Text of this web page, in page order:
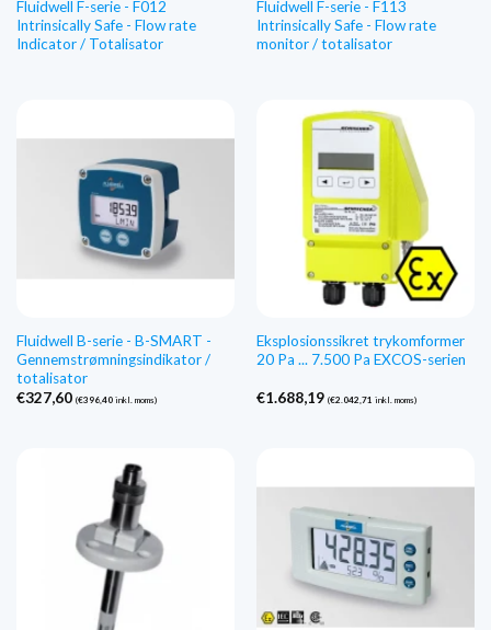
Fluidwell F-serie - F012
Intrinsically Safe - Flow rate
Indicator / Totalisator
Fluidwell F-serie - F113
Intrinsically Safe - Flow rate
monitor / totalisator
Fluidwell B-serie - B-SMART -
Gennemstrømningsindikator /
totalisator
€327,60 (€396,40inkl. moms)
Eksplosionssikret trykomformer
20 Pa ... 7.500 Pa EXCOS-serien
€1.688,19 (€2.042,71 inkl. moms)